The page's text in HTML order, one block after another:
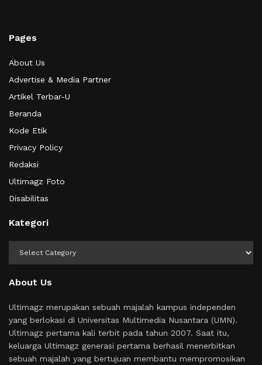
Pages
About Us
Advertise & Media Partner
Artikel Terbar-U
Beranda
Kode Etik
Privacy Policy
Redaksi
Ultimagz Foto
Disabilitas
Kategori
About Us
Ultimagz merupakan sebuah majalah kampus independen
yang berlokasi di Universitas Multimedia Nusantara (UMN).
Ultimagz pertama kali terbit pada tahun 2007. Saat itu,
keluarga Ultimagz generasi pertama berhasil menerbitkan
sebuah majalah yang bertujuan membantu mempromosikan